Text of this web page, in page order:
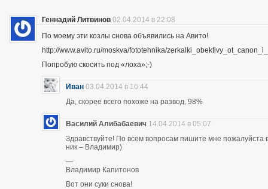
Геннадий Литвинов 02.04.2014 в 22:08
По моему эти козлы снова объявились на Авито!
http://www.avito.ru/moskva/fototehnika/
Попробую скосить под «лоха»;-)
Иван 03.04.2014 в 16:44
Да, скорее всего похоже на развод, 98%
Василий Алибабаевич 14.04.2014 в 05:07
Здравствуйте! По всем вопросам пишите мне
ник – Владимир)
—
Владимир Капитонов
Вот они суки снова!